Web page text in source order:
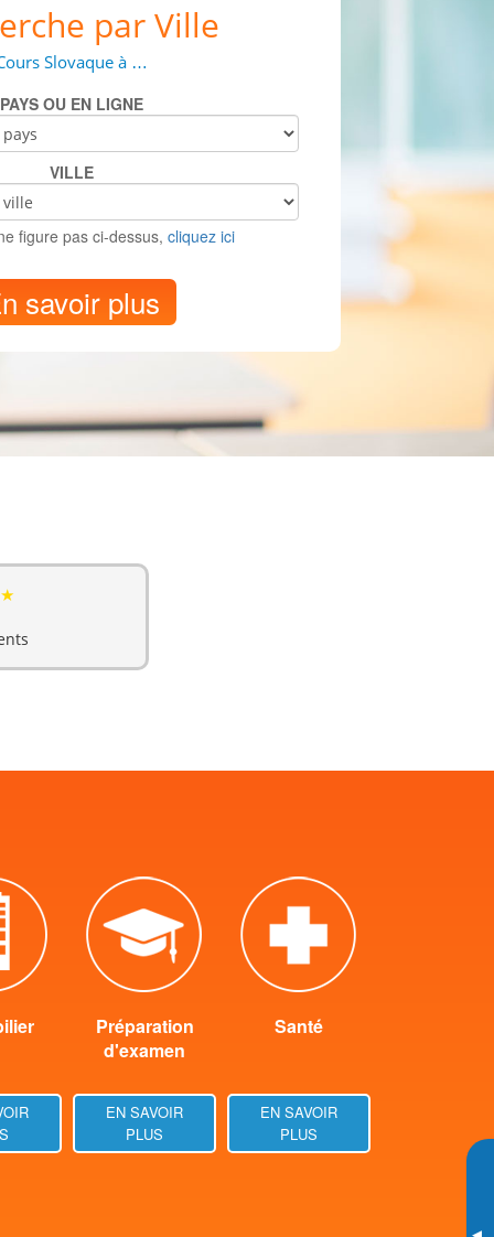
par Ville
Slovaque à …
PAYS OU EN LIGNE
VILLE
figure pas ci-dessus, cliquez ici
savoir plus
Préparation
d'examen
EN SAVOIR
PLUS
Santé
EN SAVOIR
PLUS